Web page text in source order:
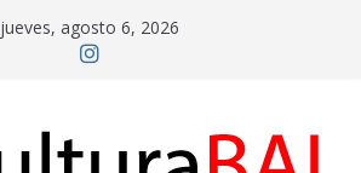
jueves, agosto 6, 2026